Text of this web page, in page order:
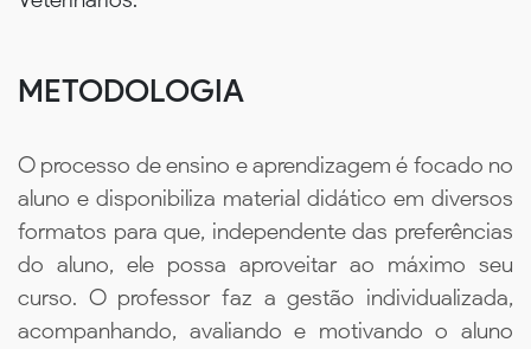
METODOLOGIA
O processo de ensino e aprendizagem é focado no
aluno e disponibiliza material didático em diversos
formatos para que, independente das preferências
do aluno, ele possa aproveitar ao máximo seu
curso. O professor faz a gestão individualizada,
acompanhando, avaliando e motivando o aluno